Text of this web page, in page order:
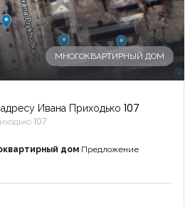
МНОГОКВАРТИРНЫЙ ДОМ
Ивана Приходько 107
107
дом Предложение